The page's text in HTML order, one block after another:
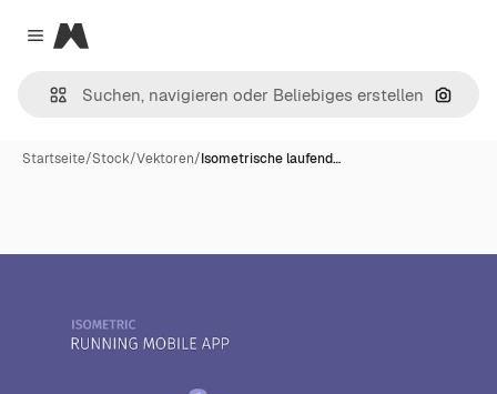
Close menu
Magnific
Nach
Startseite/Stock/Vektoren/Isometrische laufend…